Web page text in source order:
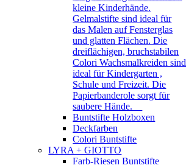
kleine Kinderhände.
Gelmalstifte sind ideal für
das Malen auf Fensterglas
und glatten Flächen. Die
dreiflächigen, bruchstabilen
Colori Wachsmalkreiden sind
ideal für Kindergarten ,
Schule und Freizeit. Die
Papierbanderole sorgt für
saubere Hände.
Buntstifte Holzboxen
Deckfarben
Colori Buntstifte
LYRA + GIOTTO
Farb-Riesen Buntstifte